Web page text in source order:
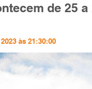
de 25 a
às 21:30:00